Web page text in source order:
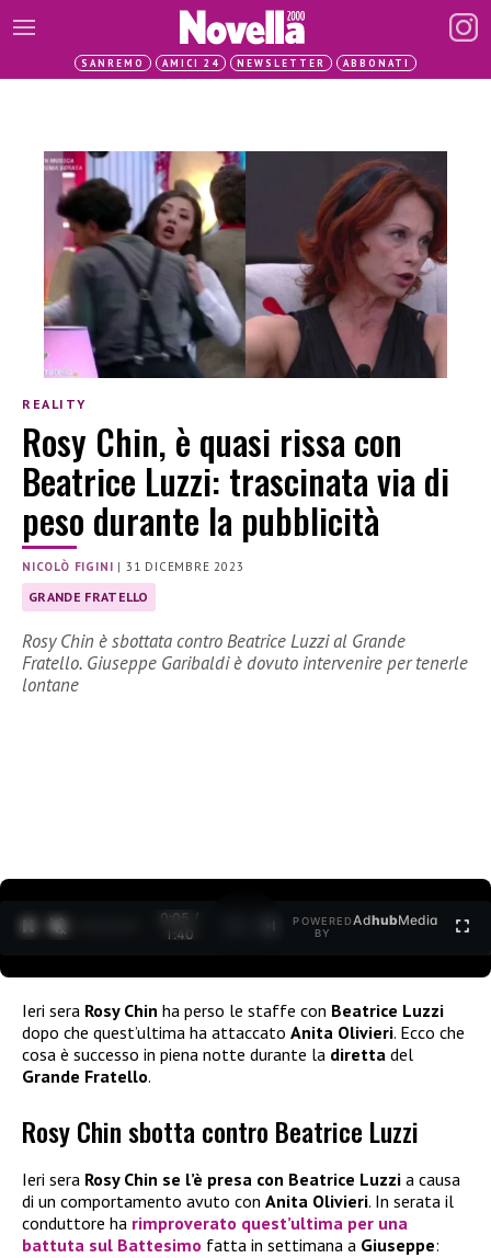
SANREMO AMICI 24 NEWSLETTER ABBONATI
REALITY
Rosy Chin, è quasi rissa con
Beatrice Luzzi: trascinata via di
peso durante la pubblicità
NICOLÒ FIGINI | 31 DICEMBRE 2023
GRANDE FRATELLO
Rosy Chin è sbottata contro Beatrice Luzzi al Grande
Fratello. Giuseppe Garibaldi è dovuto intervenire per tenerle
lontane
0:07 /
1:40
POWERED
BY
AdhubMedia
Ieri sera Rosy Chin ha perso le staffe con Beatrice Luzzi
dopo che quest’ultima ha attaccato Anita Olivieri. Ecco che
cosa è successo in piena notte durante la diretta del
Grande Fratello.
Rosy Chin sbotta contro Beatrice Luzzi
Ieri sera Rosy Chin se l’è presa con Beatrice Luzzi a causa
di un comportamento avuto con Anita Olivieri. In serata il
conduttore ha rimproverato quest’ultima per una
battuta sul Battesimo fatta in settimana a Giuseppe: